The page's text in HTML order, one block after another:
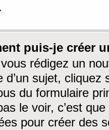
puis-je créer
rédigez un
d’un sujet, cliquez
du formulaire
le voir, c’est
pour créer des